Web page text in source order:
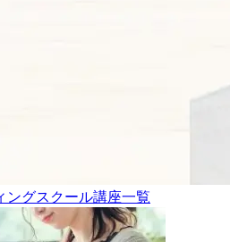
ングスクール講座一覧